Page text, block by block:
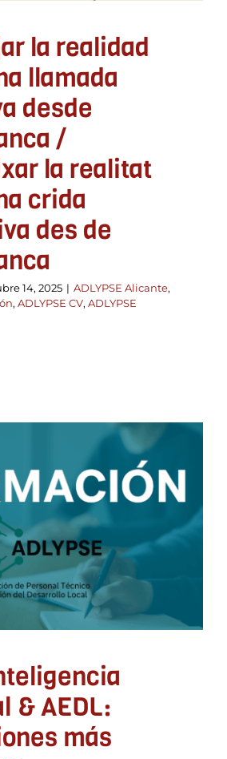
la realidad
llamada
desde
/
la realitat
crida
des de
14, 2025 | ADLYPSE Alicante,
, ADLYPSE CV, ADLYPSE
Inteligencia
& AEDL:
más
utilizadas
ADLYPSE Castellón
ADLYPSE
Valencia Formación y Jornadas
& AEDL:
más